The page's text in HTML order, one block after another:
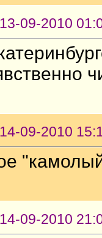
13-09-2010
14-09-2010
14-09-2010